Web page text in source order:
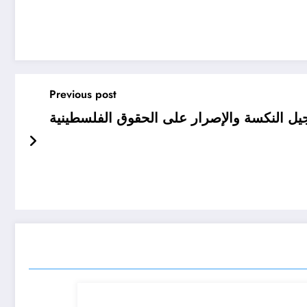
Previous post
النكسة والإصرار على الحقوق الفلسطينية